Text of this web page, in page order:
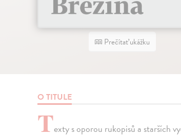
Prečítať ukážku
O TITULE
Texty s oporou rukopisů a starších